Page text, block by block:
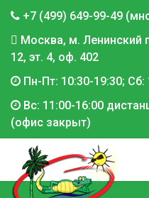
+7 (499) 649-99-49
Москва, м. Ленинский
12, эт. 4, оф. 402
Пн-Пт: 10:30-19:30; Сб:
Вс: 11:00-16:00
(офис закрыт)